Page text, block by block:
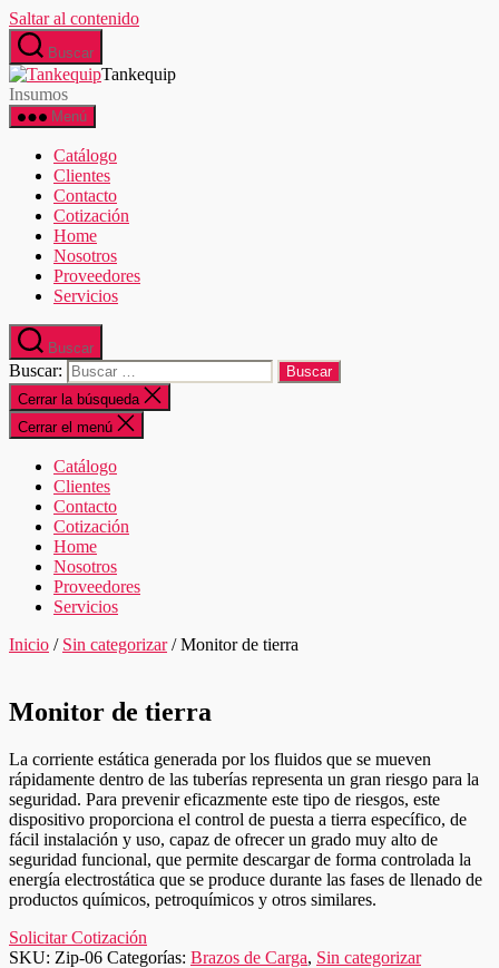
Saltar al contenido
Buscar
Tankequip
Insumos
Menú
Catálogo
Clientes
Contacto
Cotización
Home
Nosotros
Proveedores
Servicios
Buscar
Buscar:
Cerrar la búsqueda
Cerrar el menú
Catálogo
Clientes
Contacto
Cotización
Home
Nosotros
Proveedores
Servicios
Inicio / Sin categorizar/ Monitor de tierra
Monitor de tierra
La corriente estática generada por los fluidos que se mueven
rápidamente dentro de las tuberías representa un gran riesgo para la
seguridad. Para prevenir eficazmente este tipo de riesgos, este
dispositivo proporciona el control de puesta a tierra específico, de
fácil instalación y uso, capaz de ofrecer un grado muy alto de
seguridad funcional, que permite descargar de forma controlada la
energía electrostática que se produce durante las fases de llenado de
productos químicos, petroquímicos y otros similares.
Solicitar Cotización
SKU: Zip-06 Categorías: Brazos de Carga, Sin categorizar